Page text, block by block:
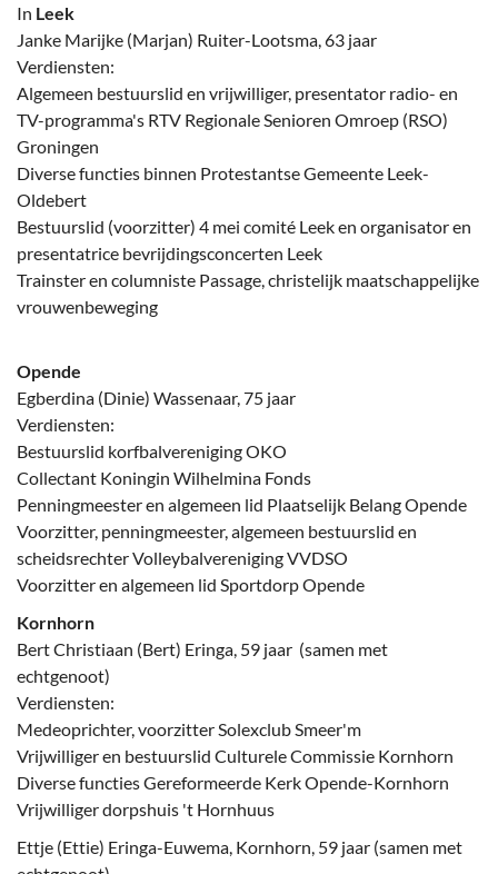
In Leek
Janke Marijke (Marjan) Ruiter-Lootsma, 63 jaar
Verdiensten:
Algemeen bestuurslid en vrijwilliger, presentator radio- en
TV-programma's RTV Regionale Senioren Omroep (RSO)
Groningen
Diverse functies binnen Protestantse Gemeente Leek-
Oldebert
Bestuurslid (voorzitter) 4 mei comité Leek en organisator en
presentatrice bevrijdingsconcerten Leek
Trainster en columniste Passage, christelijk maatschappelijke
vrouwenbeweging
Opende
Egberdina (Dinie) Wassenaar, 75 jaar
Verdiensten:
Bestuurslid korfbalvereniging OKO
Collectant Koningin Wilhelmina Fonds
Penningmeester en algemeen lid Plaatselijk Belang Opende
Voorzitter, penningmeester, algemeen bestuurslid en
scheidsrechter Volleybalvereniging VVDSO
Voorzitter en algemeen lid Sportdorp Opende
Kornhorn
Bert Christiaan (Bert) Eringa, 59 jaar (samen met
echtgenoot)
Verdiensten:
Medeoprichter, voorzitter Solexclub Smeer'm
Vrijwilliger en bestuurslid Culturele Commissie Kornhorn
Diverse functies Gereformeerde Kerk Opende-Kornhorn
Vrijwilliger dorpshuis 't Hornhuus
Ettje (Ettie) Eringa-Euwema, Kornhorn, 59 jaar (samen met